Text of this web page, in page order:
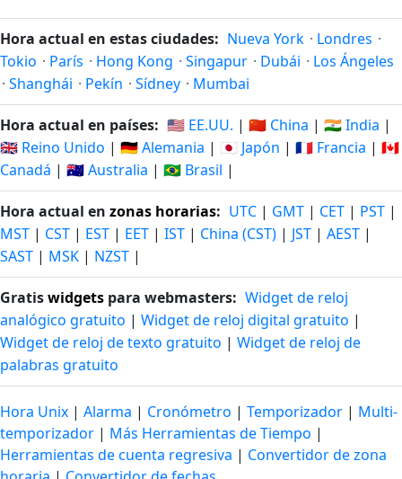
Hora actual en estas ciudades: Nueva York · Londres ·
Tokio · París · Hong Kong · Singapur · Dubái · Los Ángeles
· Shanghái · Pekín · Sídney · Mumbai
Hora actual en países: 🇺🇸 EE.UU. | 🇨🇳 China | 🇮🇳 India |
🇬🇧 Reino Unido | 🇩🇪 Alemania | 🇯🇵 Japón | 🇫🇷 Francia | 🇨🇦
Canadá | 🇦🇺 Australia | 🇧🇷 Brasil |
Hora actual en zonas horarias: UTC | GMT | CET | PST |
MST | CST | EST | EET | IST | China (CST) | JST | AEST |
SAST | MSK | NZST |
Gratiswidgets para webmasters: Widget de reloj
analógico gratuito | Widget de reloj digital gratuito |
Widget de reloj de texto gratuito | Widget de reloj de
palabras gratuito
Hora Unix | Alarma | Cronómetro | Temporizador | Multi-
temporizador | Más Herramientas de Tiempo |
Herramientas de cuenta regresiva | Convertidor de zona